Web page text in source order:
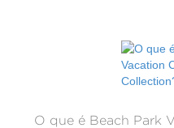
O que é Beach Park